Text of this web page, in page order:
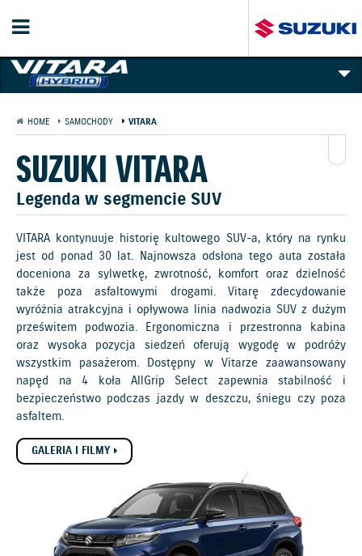
TECHNOLOGIE
CENNIK
WYPOSAŻENIE
KOLORY NADWOZIA
HOME SAMOCHODY VITARA
SUZUKI VITARA
Legenda w segmencie SUV
VITARA kontynuuje historię kultowego SUV-a, który na rynku
jest od ponad 30 lat. Najnowsza odsłona tego auta została
doceniona za sylwetkę, zwrotność, komfort oraz dzielność
także poza asfaltowymi drogami. Vitarę zdecydowanie
wyróżnia atrakcyjna i opływowa linia nadwozia SUV z dużym
prześwitem podwozia. Ergonomiczna i przestronna kabina
oraz wysoka pozycja siedzeń oferują wygodę w podróży
wszystkim pasażerom. Dostępny w Vitarze zaawansowany
napęd na 4 koła AllGrip Select zapewnia stabilność i
bezpieczeństwo podczas jazdy w deszczu, śniegu czy poza
asfaltem.
GALERIA I FILMY